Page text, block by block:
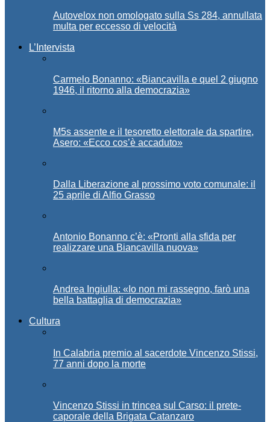
Autovelox non omologato sulla Ss 284, annullata
multa per eccesso di velocità
L’Intervista
Carmelo Bonanno: «Biancavilla e quel 2 giugno
1946, il ritorno alla democrazia»
M5s assente e il tesoretto elettorale da spartire,
Asero: «Ecco cos’è accaduto»
Dalla Liberazione al prossimo voto comunale: il
25 aprile di Alfio Grasso
Antonio Bonanno c’è: «Pronti alla sfida per
realizzare una Biancavilla nuova»
Andrea Ingiulla: «Io non mi rassegno, farò una
bella battaglia di democrazia»
Cultura
In Calabria premio al sacerdote Vincenzo Stissi,
77 anni dopo la morte
Vincenzo Stissi in trincea sul Carso: il prete-
caporale della Brigata Catanzaro